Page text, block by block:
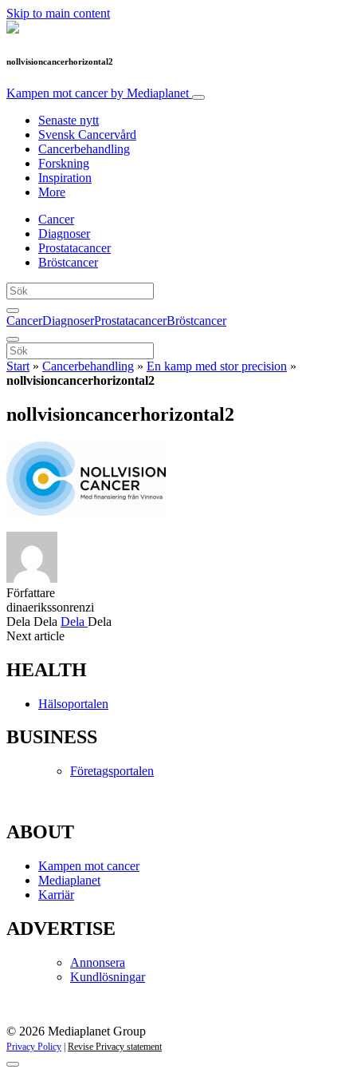
Skip to main content
nollvisioncancerhorizontal2
Kampen mot cancerby Mediaplanet
Senaste nytt
Svensk Cancervård
Cancerbehandling
Forskning
Inspiration
More
Cancer
Diagnoser
Prostatacancer
Bröstcancer
CancerDiagnoserProstatacancerBröstcancer
Start » Cancerbehandling » En kamp med stor precision »
nollvisioncancerhorizontal2
nollvisioncancerhorizontal2
Författare
dinaerikssonrenzi
Dela Dela Dela Dela
Next article
HEALTH
Hälsoportalen
BUSINESS
Företagsportalen
ABOUT
Kampen mot cancer
Mediaplanet
Karriär
ADVERTISE
Annonsera
Kundlösningar
© 2026 Mediaplanet Group
Privacy Policy Revise Privacy statement